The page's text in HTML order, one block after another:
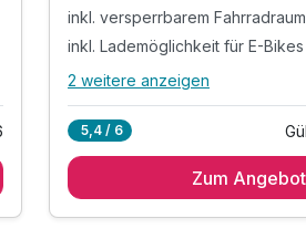
inkl. versperrbarem Fahrradraum
inkl. Lademöglichkeit für E-Bikes
Alle Inklusivleistungen
1 x reichhaltiges Frühstück vom
2 weitere anzeigen
5,4 / 6
Zum Angebot